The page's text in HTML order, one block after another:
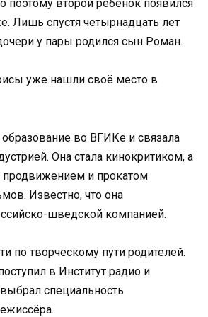
поэтому второй ребёнок появился
Лишь спустя четырнадцать лет
у пары родился сын Роман.
уже нашли своё место в
образование во ВГИКе и связала
Она стала кинокритиком, а
продвижением и прокатом
Известно, что она
шведской компанией.
по творческому пути родителей.
в Институт радио и
специальность